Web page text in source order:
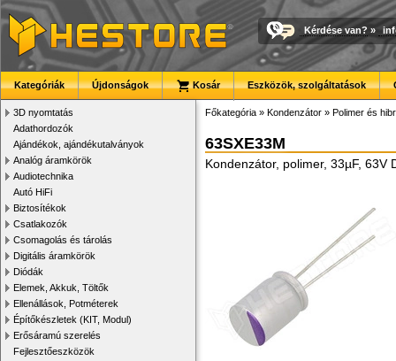
Kérdése van? »
Kategóriák Újdonságok Kosár Eszközök, szolgáltatások
3D nyomtatás
Adathordozók
Ajándékok, ajándékutalványok
Analóg áramkörök
Audiotechnika
Autó HiFi
Biztosítékok
Csatlakozók
Csomagolás és tárolás
Digitális áramkörök
Diódák
Elemek, Akkuk, Töltők
Ellenállások, Potméterek
Építőkészletek (KIT, Modul)
Erősáramú szerelés
Fejlesztőeszközök
Főkategória » Kondenzátor » Polimer és
63SXE33M
Kondenzátor, polimer, 33µF,